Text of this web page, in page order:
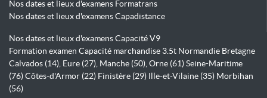
Nos dates et lieux d'examens Formatrans
Nos dates et lieux d'examens Capadistance
Nos dates et lieux d'examens Capacité V9
Formation examen Capacité marchandise 3.5t Normandie Bretagne
Calvados (14), Eure (27), Manche (50), Orne (61) Seine-Maritime
(76) Côtes-d'Armor (22) Finistère (29) Ille-et-Vilaine (35) Morbihan
(56)